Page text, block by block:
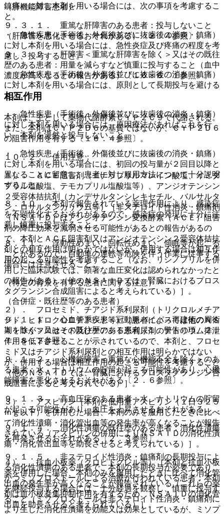
（肝機能障害患者）
９．３．１． 重篤な肝障害のある患者：投与しないこと
（肝障害を悪化させるおそれがある）〔２．４参照〕。
９．３．２． 肝障害＜重篤な肝障害を除く＞又はその既往
歴のある患者：用量を減らすなど慎重に投与すること（血中
濃度が高くなるとの報告がある）〔１６．６．１参照〕。
相互作用
本剤は、主として薬物代謝酵素ＣＹＰ２Ｃ９で代謝される。
また、本剤はＣＹＰ２Ｄ６の基質ではないが、ＣＹＰ２Ｄ６
の阻害作用を有する〔１６．４参照〕。
１０．２． 併用注意：
１）． ＡＣＥ阻害剤（エナラプリルマレイン酸塩、イミダ
プリル塩酸塩、テモカプリル塩酸塩等）、アンジオテンシン
２受容体拮抗剤（カンデサルタンシレキセチル、バルサルタ
ン、ロサルタンカリウム等）［非ステロイド性消炎・鎮痛剤
（ＮＳＡＩＤ）はアンジオテンシン変換酵素（ＡＣＥ）阻害
剤の降圧効果を減弱させる可能性があるとの報告があるの
で、本剤とＡＣＥ阻害剤又はアンジオテンシン２受容体拮抗
剤との相互作用は明らかではないが、併用する場合は相互作
用の起こる可能性を考慮すること（なお、リシノプリルを併
用した臨床試験では、顕著な血圧変化は認められなかったと
の報告がある）（他のＮＳＡＩＤでは、腎臓におけるプロス
タグランジン合成阻害によると考えられている）］。
２）． フロセミド、チアジド系利尿剤（トリクロルメチア
ジド、ヒドロクロロチアジド等）［患者によっては他のＮＳ
ＡＩＤがフロセミド及びチアジド系利尿剤のナトリウム排泄
作用を低下させることが示されているので、本剤と、フロセ
ミド又はチアジド系利尿剤との相互作用は明らかではない
が、併用する場合は相互作用の起こる可能性を考慮すること
（他のＮＳＡＩＤでは、腎臓におけるプロスタグランジン合
成阻害によると考えられている）］。
３）． アスピリン［本剤と低用量アスピリン（１日３２５
ｍｇ以下）を併用した場合、本剤のみを服用したときに比べ
て消化性潰瘍・消化管出血等の発生率が高くなることが報告
されている（アスピリンの併用によりＮＳＡＩＤの消化性潰
瘍・消化管出血等を助長させると考えられている）］。
４）． 抗血小板薬（クロピドグレル等）［本剤と抗血小板
薬を併用した場合、本剤のみを服用したときに比べて消化管
出血の発生率が高くなることが報告されている（これらの薬
剤は血小板凝集抑制作用を有するため、ＮＳＡＩＤの消化管
出血を助長させると考えられている）］。
鎮痛）に対し本剤を用いる場合には、次の事項を考慮するこ
と。
・ 急性疾患（手術後・外傷後並びに抜歯後の消炎・鎮痛）
に対し本剤を用いる場合には、急性炎症及び疼痛の程度を考
慮し、投与すること。
・ 急性疾患（手術後・外傷後並びに抜歯後の消炎・鎮痛）
に対し本剤を用いる場合には、原則として長期投与を避ける
こと。
・ 急性疾患（手術後・外傷後並びに抜歯後の消炎・鎮痛）
に対し本剤を用いる場合には、原因療法があればこれを行
い、本剤を漫然と投与しないこと。
・ 急性疾患（手術後、外傷後並びに抜歯後の消炎・鎮痛）
に対し本剤を用いる場合には、初回の投与量が２回目以降と
異なることに留意し、患者に対し服用方法について十分説明
すること。
８．１０． 本剤で報告されている薬理作用により、感染症
を不顕性化するおそれがあるので、感染症の発現に十分に注
意し慎重に投与すること。
８．１１． 浮動性めまい、回転性めまい、傾眠等が起こる
ことがあるので、自動車の運転等危険を伴う作業に従事する
場合には注意させること。
（特定の背景を有する患者に関する注意）
（合併症・既往歴等のある患者）
９．１．１． 心血管系疾患＜冠動脈バイパス再建術の周術
期を除く＞又はその既往歴のある患者〔１．警告の項、２．
７、８．２参照〕。
９．１．２． 心機能障害＜重篤な心機能不全を除く＞のあ
る患者：水、ナトリウムの貯留が起こる可能性があり、心機
能障害を悪化させるおそれがある〔２．６参照〕。
９．１．３． 高血圧症のある患者：水、ナトリウムの貯留
が起こる可能性があり、血圧を上昇させるおそれがある。
９．１．４． 消化性潰瘍の既往歴のある患者：消化性潰瘍
を再発させるおそれがある〔２．３参照〕。
９．１．５． 非ステロイド性消炎・鎮痛剤の長期投与によ
る消化性潰瘍のある患者で、本剤の長期投与が必要であり、
かつミソプロストールによる治療が行われている患者：本剤
を継続投与する場合には、十分経過を観察し、慎重に投与す
ること（ミソプロストールは非ステロイド性消炎・鎮痛剤に
より生じた消化性潰瘍を効能又は効果としているが、ミソプ